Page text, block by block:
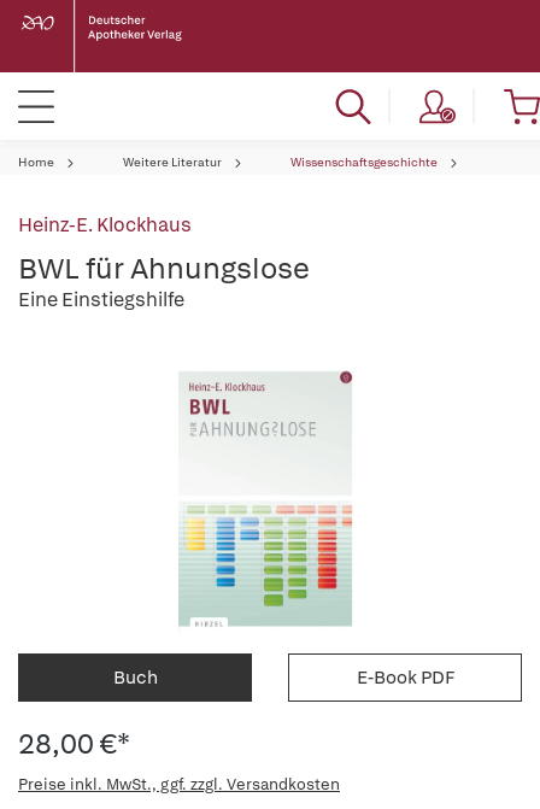
Home Weitere Literatur Wissenschaftsgeschichte
Heinz-E. Klockhaus
BWL für Ahnungslose
Eine Einstiegshilfe
Buch E-Book PDF
28,00 €*
Preise inkl. MwSt., ggf. zzgl. Versandkosten